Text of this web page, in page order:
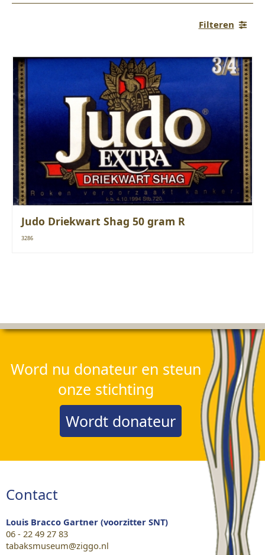
Filteren
Judo Driekwart Shag 50 gram R
3286
Word nu donateur en steun
onze stichting
Wordt donateur
Contact
Louis Bracco Gartner (voorzitter SNT)
06 - 22 49 27 83
tabaksmuseum@ziggo.nl